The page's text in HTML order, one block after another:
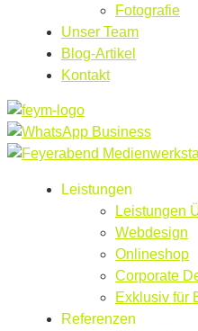
Fotografie
Unser Team
Blog-Artikel
Kontakt
Leistungen
Leistungen
Webdesign
Onlineshop
Corporate
Exklusiv für
Referenzen